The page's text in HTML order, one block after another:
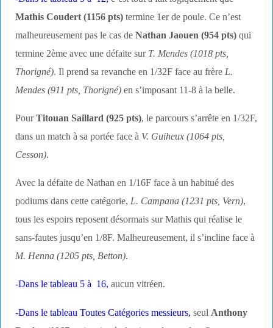
Mathis Coudert (1156 pts) termine 1er de poule. Ce n’est
malheureusement pas le cas deNathan Jaouen (954 pts) qui
termine 2ème avec une défaite sur T. Mendes (1018 pts,
Thorigné).Il prend sa revanche en 1/32F face au frère L.
Mendes (911 pts, Thorigné)en s’imposant 11-8 à la belle.
PourTitouan Saillard (925 pts), le parcours s’arrête en 1/32F,
dans un match à sa portée face à V. Guiheux (1064 pts,
Cesson).
Avec la défaite de Nathan en 1/16F face à un habitué des
podiums dans cette catégorie, L. Campana (1231 pts, Vern),
tous les espoirs reposent désormais sur Mathis qui réalise le
sans-fautes jusqu’en 1/8F. Malheureusement, il s’incline face à
M. Henna (1205 pts, Betton).
-Dans le tableau 5 à 16, aucun vitréen.
-Dans le tableau Toutes Catégories messieurs, seulAnthony